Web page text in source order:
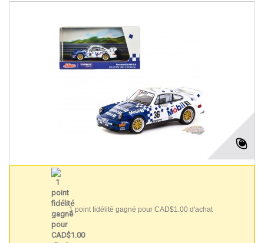
1 point fidélité gagné pour CAD$1.00 d'achat